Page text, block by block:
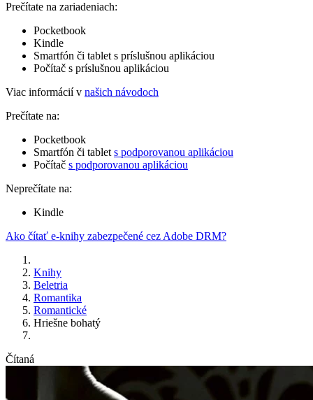
Prečítate na zariadeniach:
Pocketbook
Kindle
Smartfón či tablet s príslušnou aplikáciou
Počítač s príslušnou aplikáciou
Viac informácií v našich návodoch
Prečítate na:
Pocketbook
Smartfón či tablet s podporovanou aplikáciou
Počítač s podporovanou aplikáciou
Neprečítate na:
Kindle
Ako čítať e-knihy zabezpečené cez Adobe DRM?
Knihy
Beletria
Romantika
Romantické
Hriešne bohatý
Čítaná